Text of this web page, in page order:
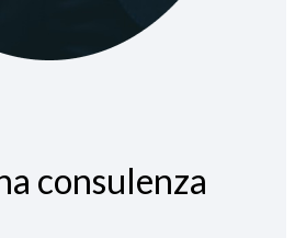
consulenza